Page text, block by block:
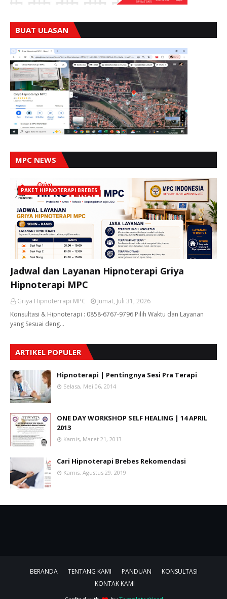
BUAT ULASAN
MPC NEWS
PAKET HIPNOTERAPI BREBES
Jadwal dan Layanan Hipnoterapi Griya
Hipnoterapi MPC
Griya Hipnoterrapi MPC
Jumat, Juli 31, 2026
Konsultasi & Hipnoterapi : 0858-6767-9796 Pilih Waktu dan Layanan
yang Sesuai deng…
ARTIKEL POPULER
Hipnoterapi | Pentingnya Sesi Pra Terapi
Selasa, Mei 06, 2014
ONE DAY WORKSHOP SELF HEALING | 14 APRIL
2013
Kamis, Maret 21, 2013
Cari Hipnoterapi Brebes Rekomendasi
Kamis, Agustus 29, 2019
BERANDA TENTANG KAMI PANDUAN
KONSULTASI
KONTAK KAMI